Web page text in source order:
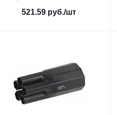
521.59 руб./шт